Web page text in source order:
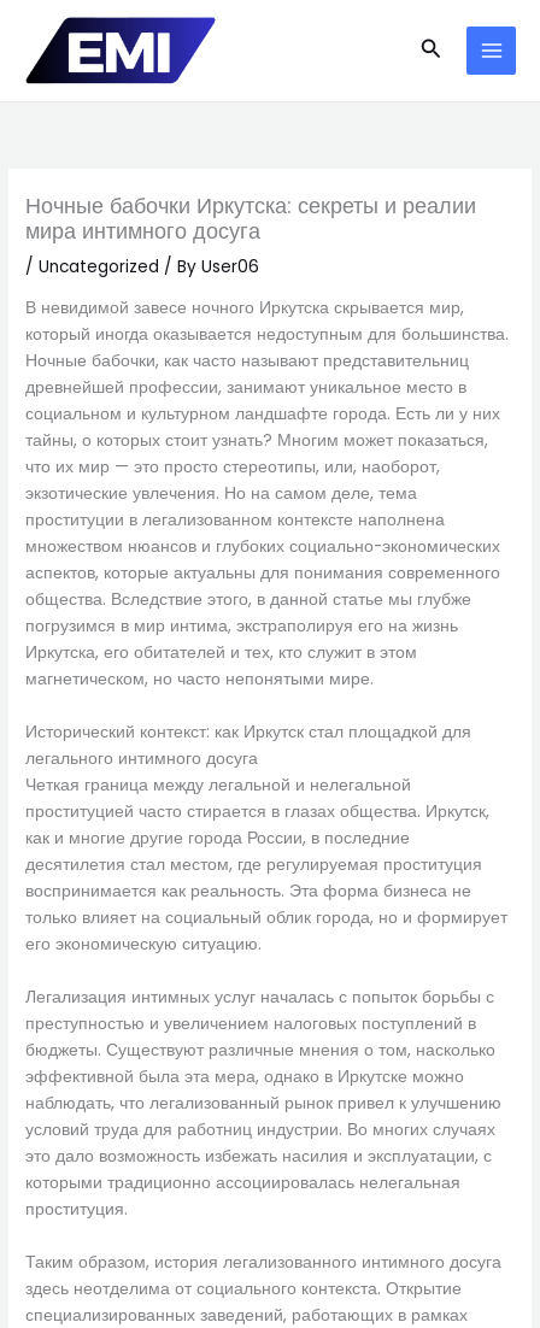
content
Search
Ночные бабочки Иркутска: секреты и реалии
мира интимного досуга
/Uncategorized / ByUser06
В невидимой завесе ночного Иркутска скрывается мир,
который иногда оказывается недоступным для большинства.
Ночные бабочки, как часто называют представительниц
древнейшей профессии, занимают уникальное место в
социальном и культурном ландшафте города. Есть ли у них
тайны, о которых стоит узнать? Многим может показаться,
что их мир — это просто стереотипы, или, наоборот,
экзотические увлечения. Но на самом деле, тема
проституции в легализованном контексте наполнена
множеством нюансов и глубоких социально-экономических
аспектов, которые актуальны для понимания современного
общества. Вследствие этого, в данной статье мы глубже
погрузимся в мир интима, экстраполируя его на жизнь
Иркутска, его обитателей и тех, кто служит в этом
магнетическом, но часто непонятыми мире.
Исторический контекст: как Иркутск стал площадкой для
легального интимного досуга
Четкая граница между легальной и нелегальной
проституцией часто стирается в глазах общества. Иркутск,
как и многие другие города России, в последние
десятилетия стал местом, где регулируемая проституция
воспринимается как реальность. Эта форма бизнеса не
только влияет на социальный облик города, но и формирует
его экономическую ситуацию.
Легализация интимных услуг началась с попыток борьбы с
преступностью и увеличением налоговых поступлений в
бюджеты. Существуют различные мнения о том, насколько
эффективной была эта мера, однако в Иркутске можно
наблюдать, что легализованный рынок привел к улучшению
условий труда для работниц индустрии. Во многих случаях
это дало возможность избежать насилия и эксплуатации, с
которыми традиционно ассоциировалась нелегальная
проституция.
Таким образом, история легализованного интимного досуга
здесь неотделима от социального контекста. Открытие
специализированных заведений, работающих в рамках